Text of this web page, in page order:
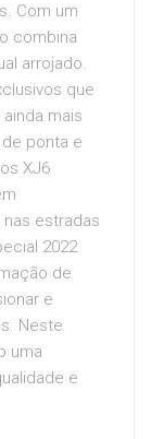
Com um
combina
arrojado.
que
mais
ponta e
XJ6
estradas
2022
de
e
Neste
uma
e